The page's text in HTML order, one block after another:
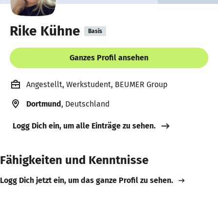
Rike Kühne Basis
Ganzes Profil ansehen
Angestellt, Werkstudent, BEUMER Group
Dortmund, Deutschland
Logg Dich ein, um alle Einträge zu sehen.
Fähigkeiten und Kenntnisse
Logg Dich jetzt ein, um das ganze Profil zu sehen.